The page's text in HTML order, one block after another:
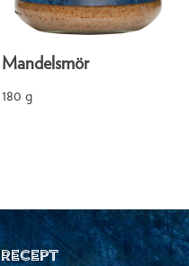
Mandelsmör
180 g
RECEPT